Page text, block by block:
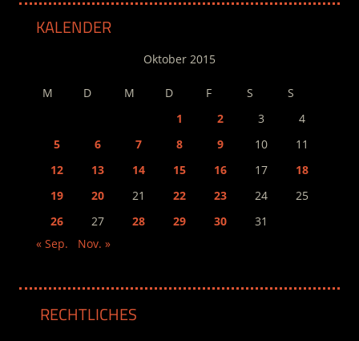
KALENDER
Oktober 2015
M D M D F S
S
1
2 3
4
5
6 7 8 9 10
11
12
13 14 15 16 17
18
19
20 21 22 23 24
25
26
27 28 29 30
31
« Sep.
Nov. »
RECHTLICHES